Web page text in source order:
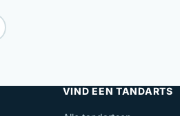
VIND EEN TANDARTS